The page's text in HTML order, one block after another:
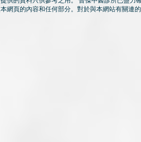
網頁的內容和任何部分。對於與本網站有關連